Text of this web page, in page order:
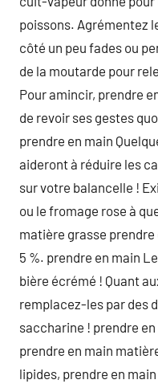
poissons. Agrémentez
côté un peu fades ou
de la moutarde pour
Pour amincir, prendre
de revoir ses gestes
prendre en main
aideront à réduire les
sur votre balancelle !
ou le fromage rose à
matière grasse prendre
5 %. prendre en main
bière écrémé ! Quant
remplacez-les par des
saccharine ! prendre
prendre en main
lipides, prendre en